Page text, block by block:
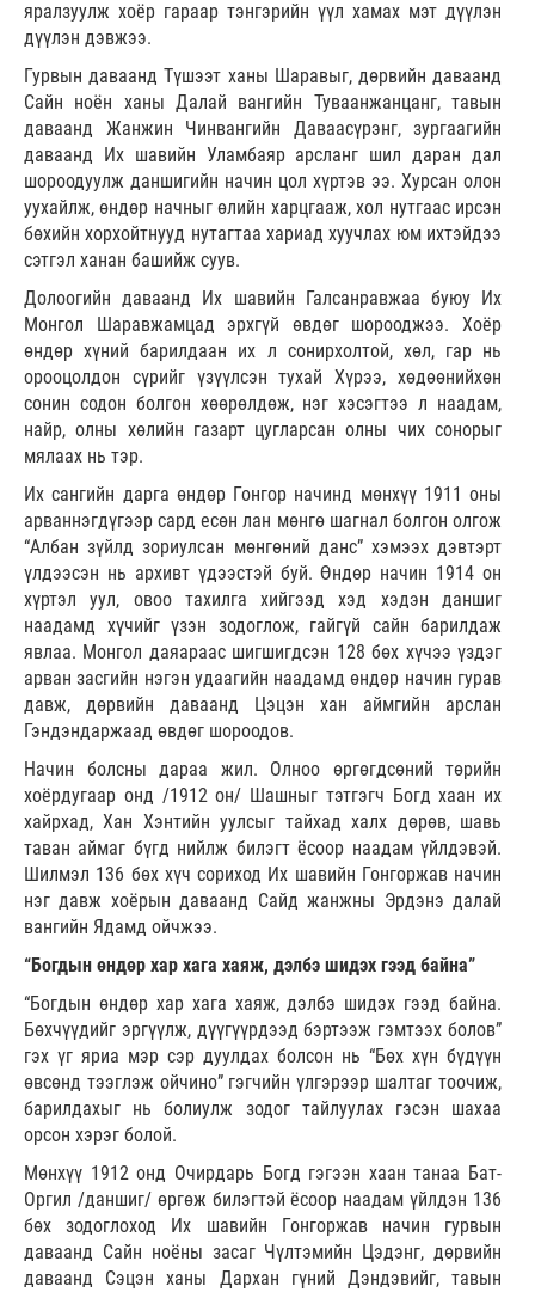
яралзуулж хоёр гараар тэнгэрийн үүл хамах мэт дүүлэн
дүүлэн дэвжээ.
Гурвын даваанд Түшээт ханы Шаравыг, дөрвийн даваанд
Сайн ноён ханы Далай вангийн Туваанжанцанг, тавын
даваанд Жанжин Чинвангийн Даваасүрэнг, зургаагийн
даваанд Их шавийн Уламбаяр арсланг шил даран дал
шороодуулж даншигийн начин цол хүртэв ээ. Хурсан олон
уухайлж, өндөр начныг өлийн харцгааж, хол нутгаас ирсэн
бөхийн хорхойтнууд нутагтаа хариад хуучлах юм ихтэйдээ
сэтгэл ханан башийж суув.
Долоогийн даваанд Их шавийн Галсанравжаа буюу Их
Монгол Шаравжамцад эрхгүй өвдөг шорооджээ. Хоёр
өндөр хүний барилдаан их л сонирхолтой, хөл, гар нь
орооцолдон сүрийг үзүүлсэн тухай Хүрээ, хөдөөнийхөн
сонин содон болгон хөөрөлдөж, нэг хэсэгтээ л наадам,
найр, олны хөлийн газарт цугларсан олны чих сонорыг
мялаах нь тэр.
Их сангийн дарга өндөр Гонгор начинд мөнхүү 1911 оны
арваннэгдүгээр сард есөн лан мөнгө шагнал болгон олгож
“Албан зүйлд зориулсан мөнгөний данс” хэмээх дэвтэрт
үлдээсэн нь архивт үдээстэй буй. Өндөр начин 1914 он
хүртэл уул, овоо тахилга хийгээд хэд хэдэн даншиг
наадамд хүчийг үзэн зодоглож, гайгүй сайн барилдаж
явлаа. Монгол даяараас шигшигдсэн 128 бөх хүчээ үздэг
арван засгийн нэгэн удаагийн наадамд өндөр начин гурав
давж, дөрвийн даваанд Цэцэн хан аймгийн арслан
Гэндэндаржаад өвдөг шороодов.
Начин болсны дараа жил. Олноо өргөгдсөний төрийн
хоёрдугаар онд /1912 он/ Шашныг тэтгэгч Богд хаан их
хайрхад, Хан Хэнтийн уулсыг тайхад халх дөрөв, шавь
таван аймаг бүгд нийлж билэгт ёсоор наадам үйлдэвэй.
Шилмэл 136 бөх хүч сориход Их шавийн Гонгоржав начин
нэг давж хоёрын даваанд Сайд жанжны Эрдэнэ далай
вангийн Ядамд ойчжээ.
“Богдын өндөр хар хага хаяж, дэлбэ шидэх гээд байна”
“Богдын өндөр хар хага хаяж, дэлбэ шидэх гээд байна.
Бөхчүүдийг эргүүлж, дүүгүүрдээд бэртээж гэмтээх болов”
гэх үг яриа мэр сэр дуулдах болсон нь “Бөх хүн бүдүүн
өвсөнд тээглэж ойчино” гэгчийн үлгэрээр шалтаг тоочиж,
барилдахыг нь болиулж зодог тайлуулах гэсэн шахаа
орсон хэрэг болой.
Мөнхүү 1912 онд Очирдарь Богд гэгээн хаан танаа Бат-
Оргил /даншиг/ өргөж билэгтэй ёсоор наадам үйлдэн 136
бөх зодоглоход Их шавийн Гонгоржав начин гурвын
даваанд Сайн ноёны засаг Чүлтэмийн Цэдэнг, дөрвийн
даваанд Сэцэн ханы Дархан гүний Дэндэвийг, тавын